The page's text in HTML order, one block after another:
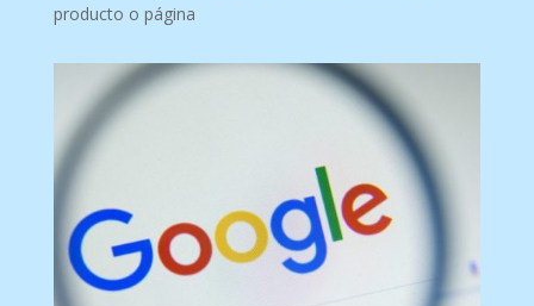
producto o página